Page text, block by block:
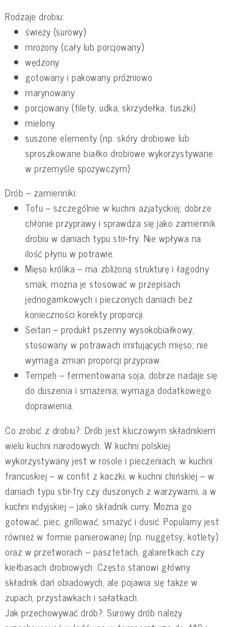
Rodzaje drobiu:
świeży (surowy)
mrożony (cały lub porcjowany)
wędzony
gotowany i pakowany próżniowo
marynowany
porcjowany (filety, udka, skrzydełka, tuszki)
mielony
suszone elementy (np. skóry drobiowe lub
sproszkowane białko drobiowe wykorzystywane
w przemyśle spożywczym)
Drób – zamienniki:
Tofu – szczególnie w kuchni azjatyckiej; dobrze
chłonie przyprawy i sprawdza się jako zamiennik
drobiu w daniach typu stir-fry. Nie wpływa na
ilość płynu w potrawie.
Mięso królika – ma zbliżoną strukturę i łagodny
smak; można je stosować w przepisach
jednogarnkowych i pieczonych daniach bez
konieczności korekty proporcji.
Seitan – produkt pszenny wysokobiałkowy,
stosowany w potrawach imitujących mięso; nie
wymaga zmian proporcji przypraw.
Tempeh – fermentowana soja, dobrze nadaje się
do duszenia i smażenia; wymaga dodatkowego
doprawienia.
Co zrobić z drobiu?: Drób jest kluczowym składnikiem
wielu kuchni narodowych. W kuchni polskiej
wykorzystywany jest w rosole i pieczeniach, w kuchni
francuskiej – w confit z kaczki, w kuchni chińskiej – w
daniach typu stir-fry czy duszonych z warzywami, a w
kuchni indyjskiej – jako składnik curry. Można go
gotować, piec, grillować, smażyć i dusić. Popularny jest
również w formie panierowanej (np. nuggetsy, kotlety)
oraz w przetworach – pasztetach, galaretkach czy
kiełbasach drobiowych. Często stanowi główny
składnik dań obiadowych, ale pojawia się także w
zupach, przystawkach i sałatkach.
Jak przechowywać drób?: Surowy drób należy